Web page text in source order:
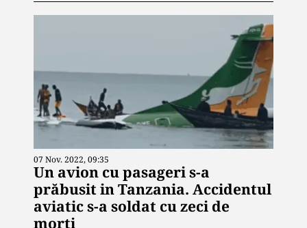
07 Nov. 2022, 09:35
Un avion cu pasageri s-a
prăbusit in Tanzania. Accidentul
aviatic s-a soldat cu zeci de
morți